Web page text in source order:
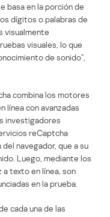
basa en la porción de
dígitos o palabras de
visualmente
visuales, lo que
de sonido”,
combina los motores
línea con avanzadas
investigadores
reCaptcha
navegador, que a su
Luego, mediante los
texto en línea, son
en la prueba.
cada una de las